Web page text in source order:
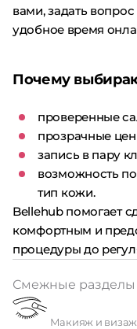
вами, задать
удобное время
Почему
проверенные
прозрачные
запись в пару
возможность
тип кожи.
Bellehub помогает
комфортным и
процедуры до
Смежные разделы
Макияж и визаж